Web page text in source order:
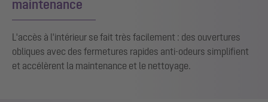
maintenance
L'accès à l'intérieur se fait très facilement : des ouvertures
obliques avec des fermetures rapides anti-odeurs simplifient
et accélèrent la maintenance et le nettoyage.